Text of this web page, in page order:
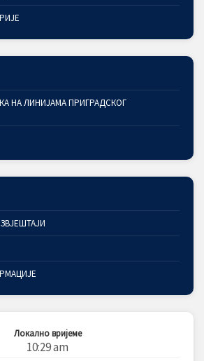
НА ЛИНИЈАМА ПРИГРАДСКОГ
Локално вријеме
10:29 am